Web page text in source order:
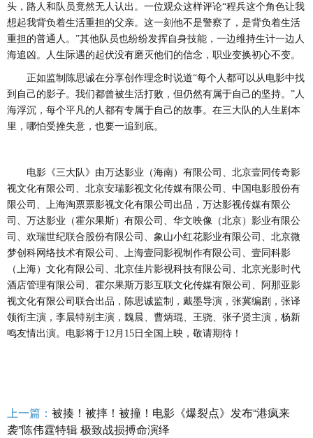
头，路人和队员竟然无人认出。一位观众这样评论“程兵这个角色让我
想起我背负着生活重担的父亲。这一刻他不是警察了，是背负着生活
重担的普通人。”其他队员也纷纷发挥自身技能， 一边维持生计一边人
海追凶 。 人生际遇的起伏没有磨灭他们的信念，职业变换初心不变。
正如监制陈思诚在分享创作理念时说道“每个人都可以从电影中找
到自己的影子。我们都曾被生活打败，但仍然有属于自己的坚持。”人
海浮沉，每个平凡的人都有专属于自己的故事。在三大队的人生剧本
里，哪怕受挫失意，也要一追到底。
电影《三大队》由万达影业（海南）有限公司、北京壹同传奇影
视文化有限公司、北京安瑞影视文化传媒有限公司、中国电影股份有
限公司、上海淘票票影视文化有限公司出品，万达影视传媒有限公
司、万达影业（霍尔果斯）有限公司、华文映像（北京）影业有限公
司、欢瑞世纪联合股份有限公司、象山小红花影业有限公司、北京微
梦创科网络技术有限公司、上海壹同影视制作有限公司、壹同科影
（上海）文化有限公司、北京佳片影视科技有限公司、北京光影时代
酒店管理有限公司、霍尔果斯万影互联文化传媒有限公司、阿那亚影
视文化有限公司联合出品，陈思诚监制，戴墨导演，张冀编剧，张译
领衔主演，李晨特别主演，魏晨、曹炳琨、王骁、张子贤主演，杨新
鸣友情出演。电影将于12月15日全国上映，敬请期待！
上一篇： 被揍！被摔！被撞！电影《爆裂点》发布“港疯来
袭”陈伟霆特辑 极致战损搏命演绎